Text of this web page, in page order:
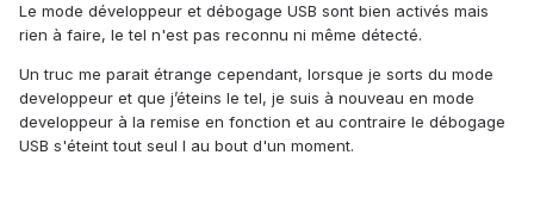
Le mode développeur et débogage USB sont bien activés mais
rien à faire, le tel n'est pas reconnu ni même détecté.
Un truc me parait étrange cependant, lorsque je sorts du mode
developpeur et que j’éteins le tel, je suis à nouveau en mode
developpeur à la remise en fonction et au contraire le débogage
USB s'éteint tout seul l au bout d'un moment.